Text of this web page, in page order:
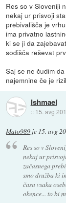
Res so v Sloveniji
nekaj ur prisvoji
prebivališča je
ima privatno
ki se ji da
sodišča reševat
Saj se ne čudim
najemnine če je
Ishmael
:: 15. avg
Mato989 je 15. avg
Res so v
nekaj ur
začasnega
smo družba ki
časa vsaka
okence... to bi